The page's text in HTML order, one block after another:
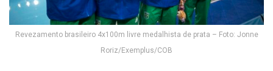
Revezamento brasileiro 4x100m livre medalhista de prata – Foto: Jonne
Roriz/Exemplus/COB